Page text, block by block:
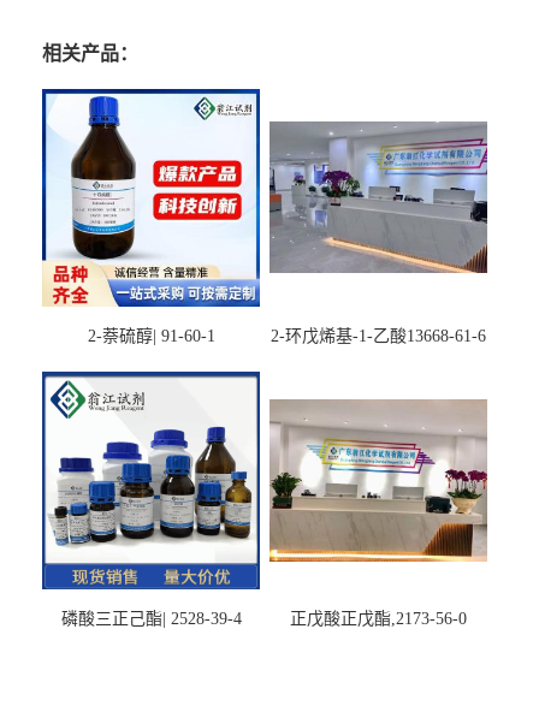
相关产品：
2-萘硫醇| 91-60-1 2-环戊烯基-1-乙酸13668-61-6
磷酸三正己酯| 2528-39-4 正戊酸正戊酯,2173-56-0